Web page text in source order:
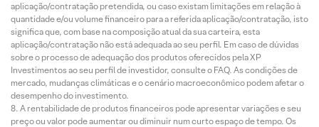
aplicação/contratação pretendida, ou caso existam limitações em relação à
quantidade e/ou volume financeiro para a referida aplicação/contratação, isto
significa que, com base na composição atual da sua carteira, esta
aplicação/contratação não está adequada ao seu perfil. Em caso de dúvidas
sobre o processo de adequação dos produtos oferecidos pela XP
Investimentos ao seu perfil de investidor, consulte o FAQ. As condições de
mercado, mudanças climáticas e o cenário macroeconômico podem afetar o
desempenho do investimento.
A rentabilidade de produtos financeiros pode apresentar variações e seu
preço ou valor pode aumentar ou diminuir num curto espaço de tempo. Os